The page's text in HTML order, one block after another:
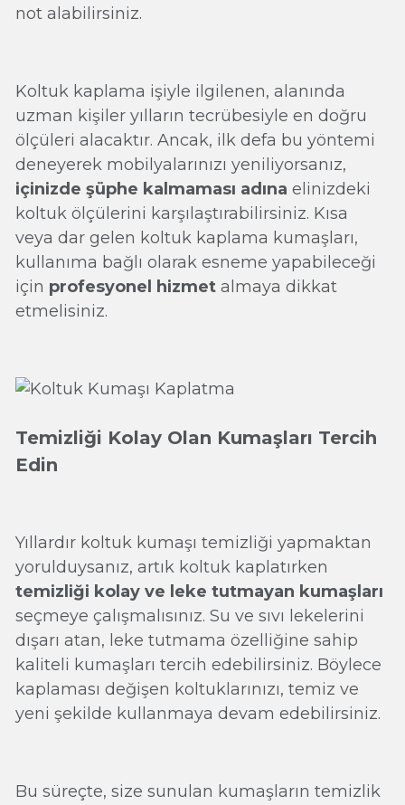
not alabilirsiniz.
Koltuk kaplama işiyle ilgilenen, alanında
uzman kişiler yılların tecrübesiyle en doğru
ölçüleri alacaktır. Ancak, ilk defa bu yöntemi
deneyerek mobilyalarınızı yeniliyorsanız,
içinizde şüphe kalmaması adına elinizdeki
koltuk ölçülerini karşılaştırabilirsiniz. Kısa
veya dar gelen koltuk kaplama kumaşları,
kullanıma bağlı olarak esneme yapabileceği
için profesyonel hizmet almaya dikkat
etmelisiniz.
Temizliği Kolay Olan Kumaşları Tercih
Edin
Yıllardır koltuk kumaşı temizliği yapmaktan
yorulduysanız, artık koltuk kaplatırken
temizliği kolay ve leke tutmayan kumaşları
seçmeye çalışmalısınız. Su ve sıvı lekelerini
dışarı atan, leke tutmama özelliğine sahip
kaliteli kumaşları tercih edebilirsiniz. Böylece
kaplaması değişen koltuklarınızı, temiz ve
yeni şekilde kullanmaya devam edebilirsiniz.
Bu süreçte, size sunulan kumaşların temizlik